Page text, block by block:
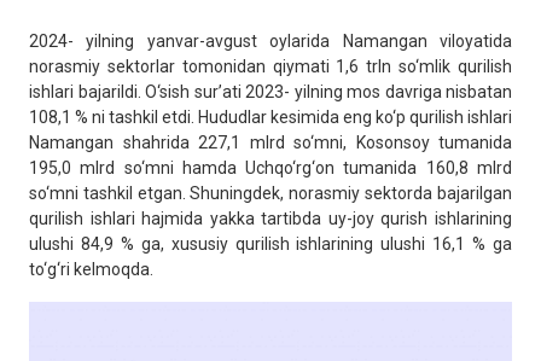
2024- yilning yanvar-avgust oylarida Namangan viloyatida
norasmiy sektorlar tomonidan qiymati 1,6 trln so‘mlik qurilish
ishlari bajarildi. O‘sish sur’ati 2023- yilning mos davriga nisbatan
108,1 % ni tashkil etdi. Hududlar kesimida eng ko‘p qurilish ishlari
Namangan shahrida 227,1 mlrd so‘mni, Kosonsoy tumanida
195,0 mlrd so‘mni hamda Uchqo‘rg‘on tumanida 160,8 mlrd
so‘mni tashkil etgan. Shuningdek, norasmiy sektorda bajarilgan
qurilish ishlari hajmida yakka tartibda uy-joy qurish ishlarining
ulushi 84,9 % ga, xususiy qurilish ishlarining ulushi 16,1 % ga
to‘g‘ri kelmoqda.